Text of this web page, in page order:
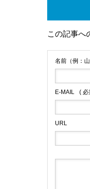
この記事へ
名前（例：山
E-MAIL ( 必
URL